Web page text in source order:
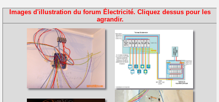
Images d'illustration du forum Électricité. Cliquez dessus pour les
agrandir.